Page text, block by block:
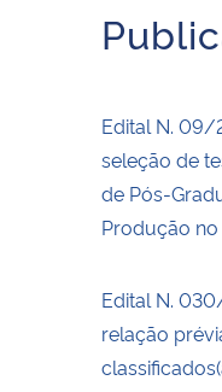
Edital N. 09/
seleção de
de Pós-
Produção no
Edital N.
relação